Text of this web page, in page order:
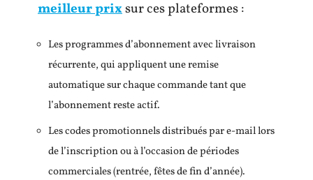
meilleur prixsur ces plateformes :
Les programmes d’abonnement avec livraison
récurrente, qui appliquent une remise
automatique sur chaque commande tant que
l’abonnement reste actif.
Les codes promotionnels distribués par e-mail lors
de l’inscription ou à l’occasion de périodes
commerciales (rentrée, fêtes de fin d’année).